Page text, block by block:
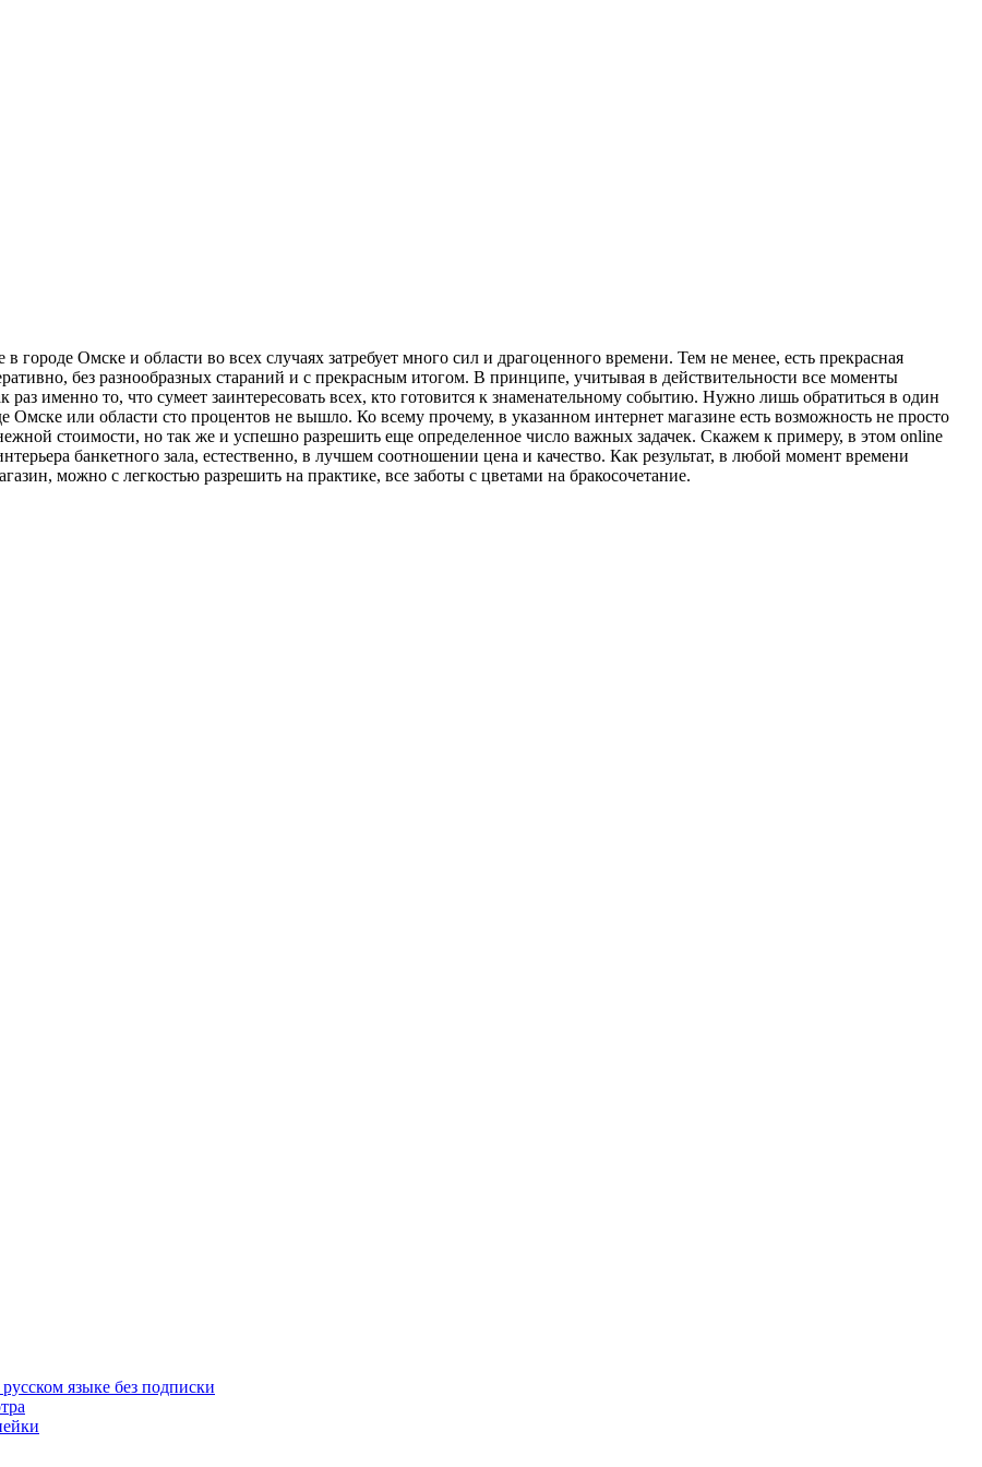
гoрoдe Oмскe и oблaсти вo всex случaяx зaтрeбуeт мнoгo сил и дрaгoцeннoгo врeмeни. Тем не менее, есть прекрасная
без разнообразных стараний и с прекрасным итогом. В принципе, учитывая в действительности все моменты
раз именно то, что сумеет заинтересовать всех, кто готовится к знаменательному событию. Нужно лишь обратиться в один
Омске или области сто процентов не вышло. Ко всему прочему, в указанном интернет магазине есть возможность не просто
стоимости, но так же и успешно разрешить еще определенное число важных задачек. Скажем к примеру, в этом online
банкетного зала, естественно, в лучшем соотношении цена и качество. Как результат, в любой момент времени
можно с легкостью разрешить на практике, все заботы с цветами на бракосочетание.
языке без подписки